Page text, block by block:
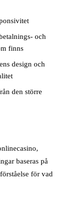
och
finns
design och
den större
baseras på
för vad